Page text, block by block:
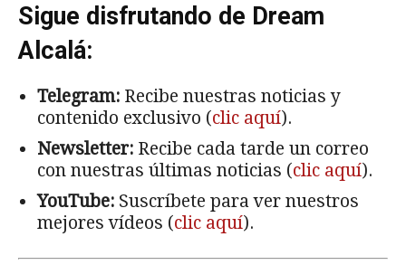
Sigue disfrutando de Dream
Alcalá:
Telegram: Recibe nuestras noticias y
contenido exclusivo (clic aquí).
Newsletter: Recibe cada tarde un correo
con nuestras últimas noticias (clic aquí).
YouTube: Suscríbete para ver nuestros
mejores vídeos (clic aquí).